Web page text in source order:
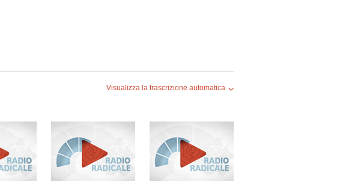
Visualizza la trascrizione automatica